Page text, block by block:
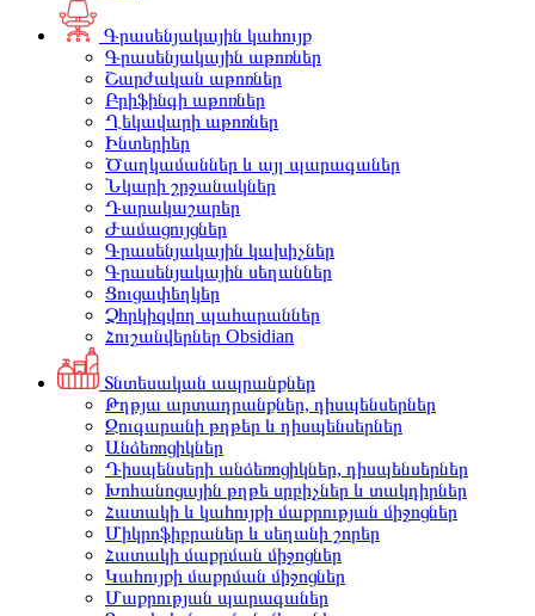
Գրասենյակային կահույք
Գրասենյակային աթոռներ
Շարժական աթոռներ
Բրիֆինգի աթոռներ
Ղեկավարի աթոռներ
Ինտերիեր
Ծաղկամաններ և այլ պարագաներ
Նկարի շրջանակներ
Դարակաշարեր
Ժամացույցներ
Գրասենյակային կախիչներ
Գրասենյակային սեղաններ
Ցուցափեղկեր
Չհրկիզվող պահարաններ
Հուշանվերներ Obsidian
Տնտեսական ապրանքներ
Թղթյա արտադրանքներ, դիսպենսերներ
Զուգարանի թղթեր և դիսպենսերներ
Անձեռոցիկներ
Դիսպենսերի անձեռոցիկներ, դիսպենսերներ
Խոհանոցային թղթե սրբիչներ և տակդիրներ
Հատակի և կահույքի մաքրության միջոցներ
Միկրոֆիբրաներ և սեղանի շորեր
Հատակի մաքրման միջոցներ
Կահույքի մաքրման միջոցներ
Մաքրության պարագաներ